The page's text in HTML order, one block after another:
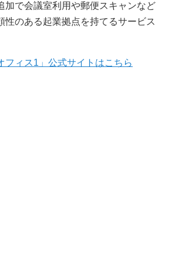
加で会議室利用や郵便スキャンなど
性のある起業拠点を持てるサービス
フィス1」公式サイトはこちら